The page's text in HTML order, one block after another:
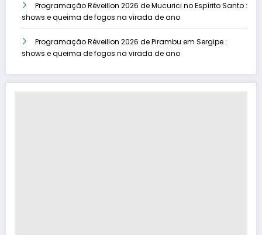
Programação Réveillon 2026 de Mucurici no Espírito Santo :
shows e queima de fogos na virada de ano
Programação Réveillon 2026 de Pirambu em Sergipe :
shows e queima de fogos na virada de ano